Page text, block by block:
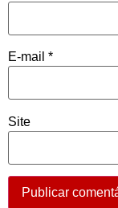
E-mail *
Site